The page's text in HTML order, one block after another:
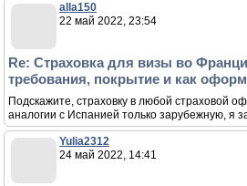
alla150
22 май 2022, 23:54
Re: Страховка для визы во
требования, покрытие и как
Подскажите, страховку в любой страховой
аналогии с Испанией только зарубежную, я
Yulia2312
24 май 2022, 14:41